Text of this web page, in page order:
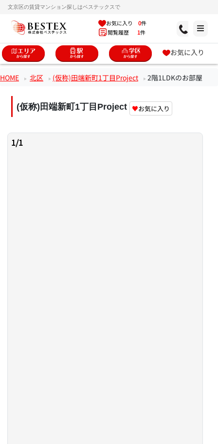
文京区の賃貸マンション探しはベステックスで
お気に入り 0件
閲覧履歴 1件
お気に入り
HOME 北区 (仮称)田端新町1丁目Project 2階1LDKのお部屋
(仮称)田端新町1丁目Project ♥お気に入り
1/1